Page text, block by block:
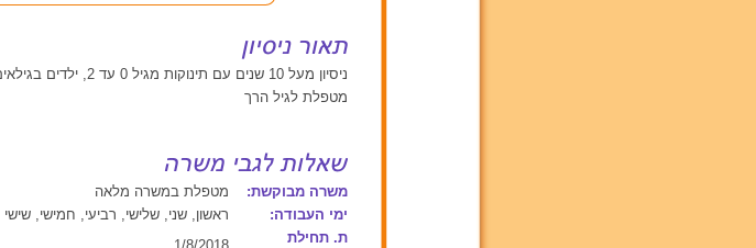
ניסיון מעל 10 שנים עם תינוקות מגיל 0 עד 2, ילדים בגילאים בין 2 ל 6
מטפלת לגיל הרך
משרה מבוקשת:
מטפלת במשרה מלאה
ימי העבודה:
ראשון, שני, שלישי, רביעי, חמישי, שישי
ת. תחילת